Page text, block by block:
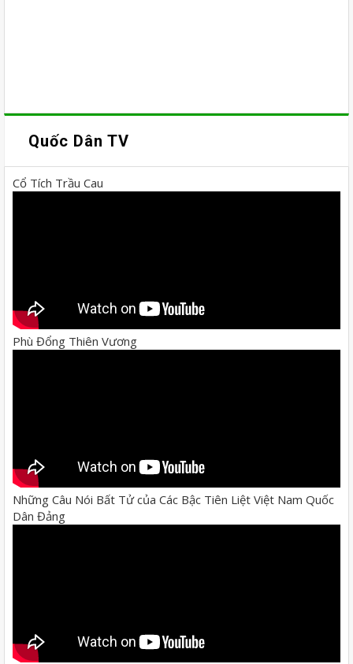
Quốc Dân TV
Cổ Tích Trầu Cau
Phù Đổng Thiên Vương
Những Câu Nói Bất Tử của Các Bậc Tiên Liệt Việt Nam Quốc
Dân Đảng